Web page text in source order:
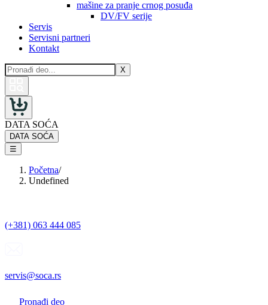
mašine za pranje crnog posuđa
DV/FV serije
Servis
Servisni partneri
Kontakt
X
DATA SOĆA
DATA SOĆA
☰
Početna/
Undefined
(+381) 063 444 085
servis@soca.rs
Pronađi deo